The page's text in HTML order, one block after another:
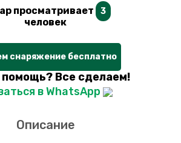
просматривает 3
человек
снаряжение бесплатно
Все сделаем!
в WhatsApp
Описание